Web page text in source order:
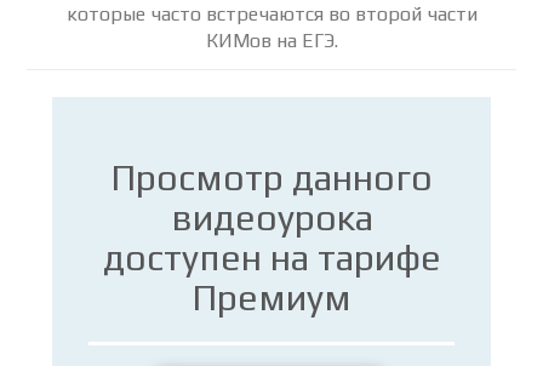
которые часто встречаются во второй части
КИМов на ЕГЭ.
Просмотр данного
видеоурока
доступен на тарифе
Премиум